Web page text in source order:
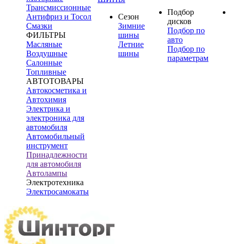
Трансмиссионные
Антифриз и Тосол
Смазки
ФИЛЬТРЫ
Масляные
Воздушные
Салонные
Топливные
АВТОТОВАРЫ
Автокосметика и
Автохимия
Электрика и
электроника для
автомобиля
Автомобильный
инструмент
Принадлежности
для автомобиля
Автолампы
Электротехника
Электросамокаты
Сезон
Зимние
шины
Летние
шины
Подбор
дисков
Подбор по
авто
Подбор по
параметрам